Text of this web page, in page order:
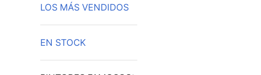
LOS MÁS VENDIDOS
EN STOCK